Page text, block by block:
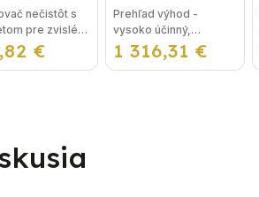
€
nečistôt s
pre zvislé aj
potrubie
DIRTMAG®
GC2300iW 24 P -
Závesný
kondenzačný
vykurovací kotol
1 316,31 €
Prehľad výhod -
vysoko účinný,
priestorovo úsporný -
intuitivne ovládaný LCD